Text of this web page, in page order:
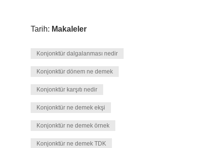
Tarih: Makaleler
Konjonktür dalgalanması nedir
Konjonktür dönem ne demek
Konjonktür karşıtı nedir
Konjonktür ne demek ekşi
Konjonktür ne demek örnek
Konjonktür ne demek TDK